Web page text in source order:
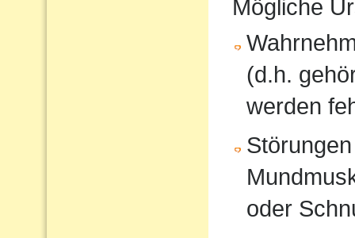
Mögliche
(d.h.
werden
oder